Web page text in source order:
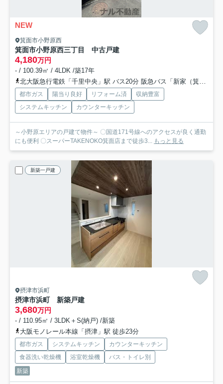
NEW
箕面市小野原西
箕面市小野原西三丁目 中古戸建
4,180万円
- / 100.39㎡ / 4LDK /築17年
北大阪急行電鉄「千里中央」駅 バス20分 阪急バス「新家（箕面市）」 停歩3分
都市ガス 陽当り良好 リフォーム済
収納豊富
システムキッチン
カウンターキッチン
～小野原エリアの戸建て物件～ 〇国道171号線へのアクセスが良く通勤
にも便利 〇スーパーTAKENOKO箕面店まで徒歩3... もっと見る
新築一戸建
摂津市浜町
摂津市浜町 新築戸建
3,680万円
- / 110.95㎡ / 3LDK＋S(納戸) /新築
大阪モノレール本線「摂津」駅 徒歩23分
都市ガス システムキッチン
カウンターキッチン
食器洗い乾燥機
浴室乾燥機
バス・トイレ別
新築